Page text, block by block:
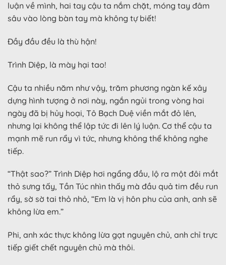
luận về mình, hai tay cậu ta nắm chặt, móng tay đâm
sâu vào lòng bàn tay mà không tự biết!
Đầy đầu đều là thù hận!
Trình Diệp, là mày hại tao!
Cậu ta nhiều năm như vậy, trăm phương ngàn kế xây
dựng hình tượng ở nơi này, ngắn ngủi trong vòng hai
ngày đã bị hủy hoại, Tô Bạch Duệ viền mắt đỏ lên,
nhưng lại không thể lập tức đi lên lý luận. Cơ thể cậu ta
mạnh mẽ run rẩy vì tức, nhưng không thể không nghe
tiếp.
“Thật sao?” Trình Diệp hơi ngẩng đầu, lộ ra một đôi mắt
thỏ sưng tấy, Tần Túc nhìn thấy mà đầu quả tim đều run
rẩy, sờ sờ tai thỏ nhỏ, “Em là vị hôn phu của anh, anh sẽ
không lừa em.”
Phi, anh xác thực không lừa gạt nguyên chủ, anh chỉ trực
tiếp giết chết nguyên chủ mà thôi.